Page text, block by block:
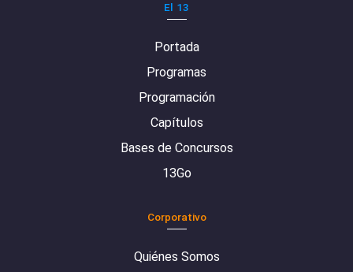
El 13
Portada
Programas
Programación
Capítulos
Bases de Concursos
13Go
Corporativo
Quiénes Somos